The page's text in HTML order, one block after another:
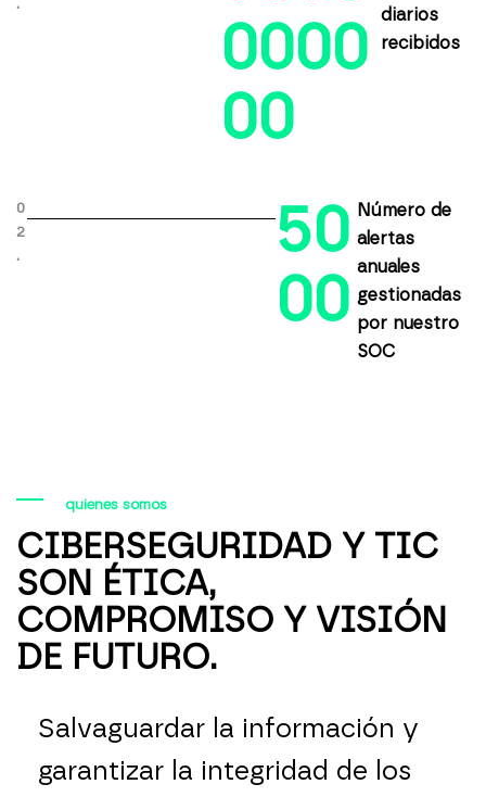
.
0000
00
diarios
recibidos
0
2
.
50
00
Número de
alertas
anuales
gestionadas
por nuestro
SOC
quienes somos
CIBERSEGURIDAD Y TIC
SON ÉTICA,
COMPROMISO Y VISIÓN
DE FUTURO.
Salvaguardar la información y
garantizar la integridad de los